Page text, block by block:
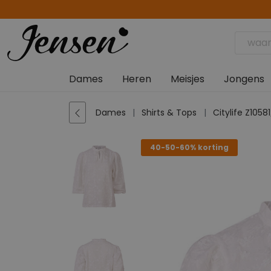
Dames Heren Meisjes Jongens
Dames Shirts & Tops Citylife
40-50-60% korting